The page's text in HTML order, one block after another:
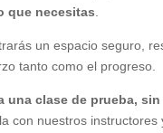
que necesitas.
un espacio seguro,
tanto como el progreso.
una clase de prueba,
con nuestros